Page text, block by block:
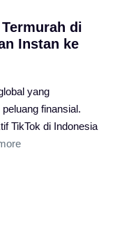
di
Instan ke
yang
finansial.
TikTok di Indonesia